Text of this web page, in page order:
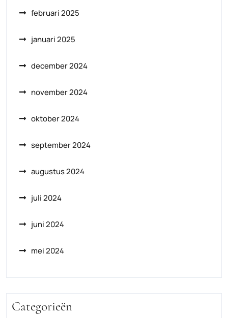
februari 2025
januari 2025
december 2024
november 2024
oktober 2024
september 2024
augustus 2024
juli 2024
juni 2024
mei 2024
Categorieën